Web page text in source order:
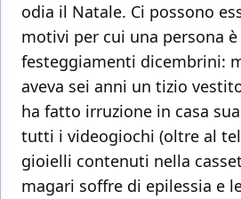
odia il Natale. Ci possono
motivi per cui una persona
festeggiamenti dicembrini:
aveva sei anni un tizio
ha fatto irruzione in casa
tutti i videogiochi (oltre al
gioielli contenuti nella
magari soffre di epilessia e